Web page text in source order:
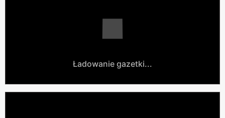
Ładowanie gazetki...